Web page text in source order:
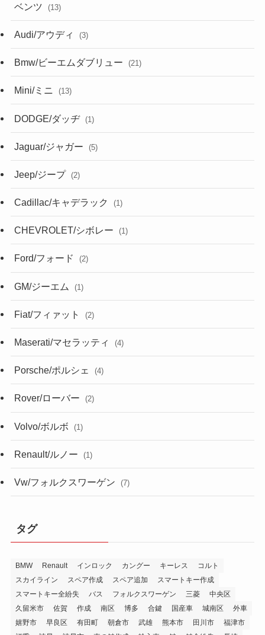
ベンツ (13)
Audi/アウディ (3)
Bmw/ビーエムダブリュー (21)
Mini/ミニ (13)
DODGE/ダッヂ (1)
Jaguar/ジャガー (5)
Jeep/ジープ (2)
Cadillac/キャデラック (1)
CHEVROLET/シボレー (1)
Ford/フォード (2)
GM/ジーエム (1)
Fiat/フィァット (2)
Maserati/マセラッティ (4)
Porsche/ポルシェ (4)
Rover/ローバー (2)
Volvo/ボルボ (1)
Renault/ルノー (1)
Vw/フォルクスワーゲン (7)
タグ
BMW Renault インロック カングー キーレス
コルト
スカイライン
スペア作成 スペア追加
スマートキー作成
スマートキー全紛失
バス フォルクスワーゲン 三菱
中央区
久留米市
佐賀 作成 南区 博多 合鍵 国産車 城南区
外車
嬉野市
早良区 有田町 朝倉市 武雄 熊本市 田川市
福津市